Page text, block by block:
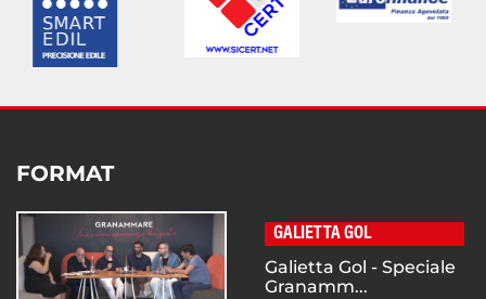
FORMAT
GALIETTA GOL
Galietta Gol - Speciale
Granamm...